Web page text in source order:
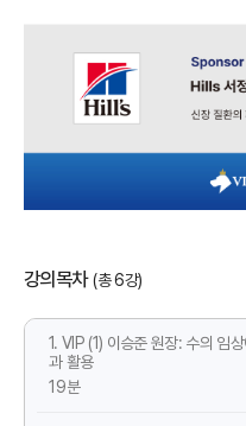
강의목차 (총 6강)
1. VIP (1) 이승준 원장: 수의 임
과 활용
19분